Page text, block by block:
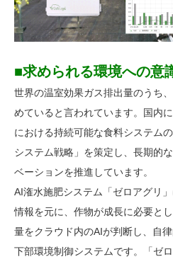
■求められる環境への意
世界の温室効果ガス排出量のうち
めていると言われています。国内
における持続可能な食料システム
システム戦略」を策定し、長期的
ベーションを推進しています。
AI潅水施肥システム「ゼロアグリ
情報を元に、作物が成長に必要と
量をクラウド内のAIが判断し、自
下部環境制御システムです。「ゼ